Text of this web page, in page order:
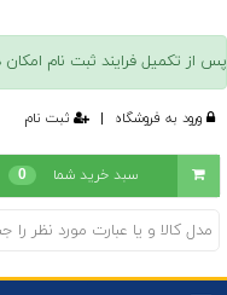
ورود به فروشگاه | ثبت نام
سبد خرید شما 0